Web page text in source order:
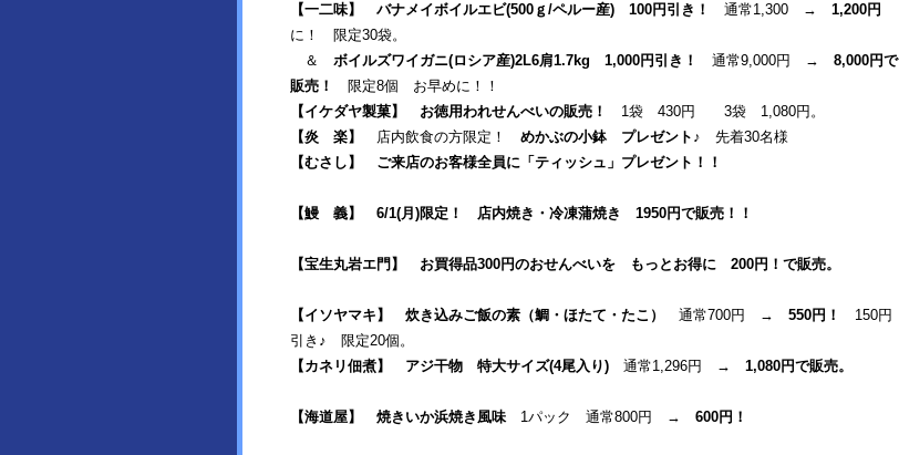
【一二味】 バナメイボイルエビ(500ｇ/ペルー産) 100円引き！ 通常1,300 → 1,200円
に！ 限定30袋。
＆ ボイルズワイガニ(ロシア産)2L6肩1.7kg 1,000円引き！ 通常9,000円 → 8,000円で
販売！ 限定8個 お早めに！！
【イケダヤ製菓】 お徳用われせんべいの販売！
1袋 430円 3袋 1,080円。
【炎 楽】 店内飲食の方限定！ めかぶの小鉢 プレゼント♪ 先着30名様
【むさし】 ご来店のお客様全員に「ティッシュ」プレゼント！！
【鰻 義】 6/1(月)限定！ 店内焼き・冷凍蒲焼き 1950円で販売！！
【宝生丸岩エ門】 お買得品300円のおせんべいを もっとお得に 200円！で販売。
【イソヤマキ】 炊き込みご飯の素（鯛・ほたて・たこ） 通常700円 → 550円！ 150円
引き♪ 限定20個。
【カネリ佃煮】 アジ干物 特大サイズ(4尾入り) 通常1,296円 → 1,080円で販売。
【海道屋】 焼きいか浜焼き風味1パック 通常800円 → 600円！